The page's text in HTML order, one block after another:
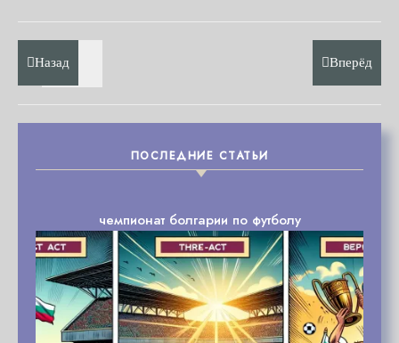
Назад Вперёд
ПОСЛЕДНИЕ СТАТЬИ
чемпионат болгарии по футболу